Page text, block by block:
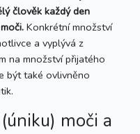
člověk každý den
moči. Konkrétní množství
a vyplývá z
na množství přijatého
být také ovlivněno
moči a